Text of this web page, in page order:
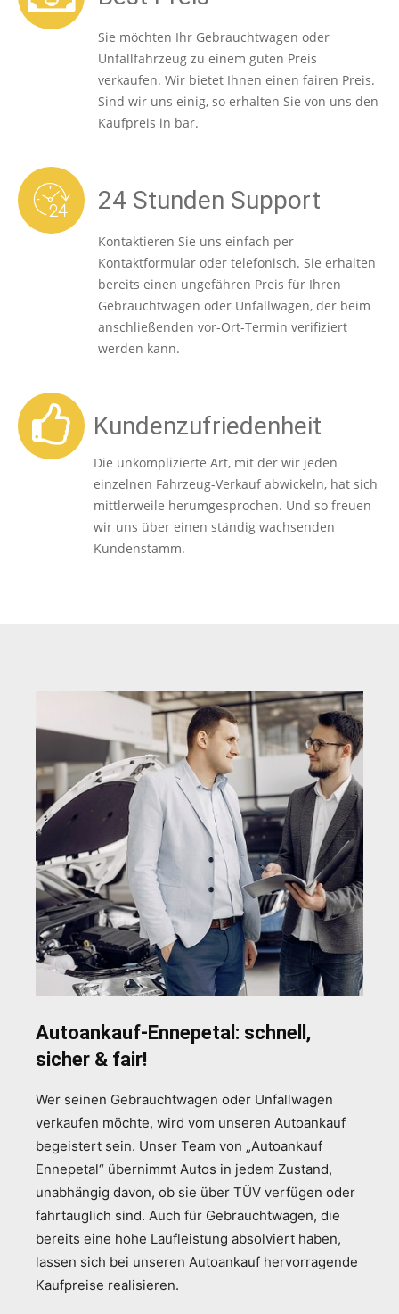
Sie möchten Ihr Gebrauchtwagen oder
Unfallfahrzeug zu einem guten Preis
verkaufen. Wir bietet Ihnen einen fairen Preis.
Sind wir uns einig, so erhalten Sie von uns den
Kaufpreis in bar.
24 Stunden Support
Kontaktieren Sie uns einfach per
Kontaktformular oder telefonisch. Sie erhalten
bereits einen ungefähren Preis für Ihren
Gebrauchtwagen oder Unfallwagen, der beim
anschließenden vor-Ort-Termin verifiziert
werden kann.
Kundenzufriedenheit
Die unkomplizierte Art, mit der wir jeden
einzelnen Fahrzeug-Verkauf abwickeln, hat sich
mittlerweile herumgesprochen. Und so freuen
wir uns über einen ständig wachsenden
Kundenstamm.
Autoankauf-Ennepetal: schnell,
sicher & fair!
Wer seinen Gebrauchtwagen oder Unfallwagen
verkaufen möchte, wird vom unseren Autoankauf
begeistert sein. Unser Team von „Autoankauf
Ennepetal“ übernimmt Autos in jedem Zustand,
unabhängig davon, ob sie über TÜV verfügen oder
fahrtauglich sind. Auch für Gebrauchtwagen, die
bereits eine hohe Laufleistung absolviert haben,
lassen sich bei unseren Autoankauf hervorragende
Kaufpreise realisieren.